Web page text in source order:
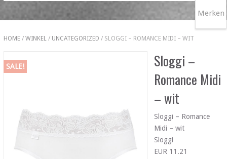
HOME/ WINKEL/ UNCATEGORIZED / SLOGGI – ROMANCE MIDI – WIT
SALE!
Sloggi –
Romance Midi
– wit
Sloggi – Romance
Midi – wit
Sloggi
EUR 11.21
Merken